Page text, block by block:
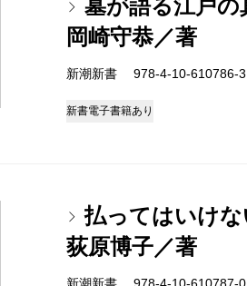
墓が語る江戸の
岡崎守恭／著
新潮新書 978-4-10-
新書電子書籍あり
払ってはいけ
荻原博子／著